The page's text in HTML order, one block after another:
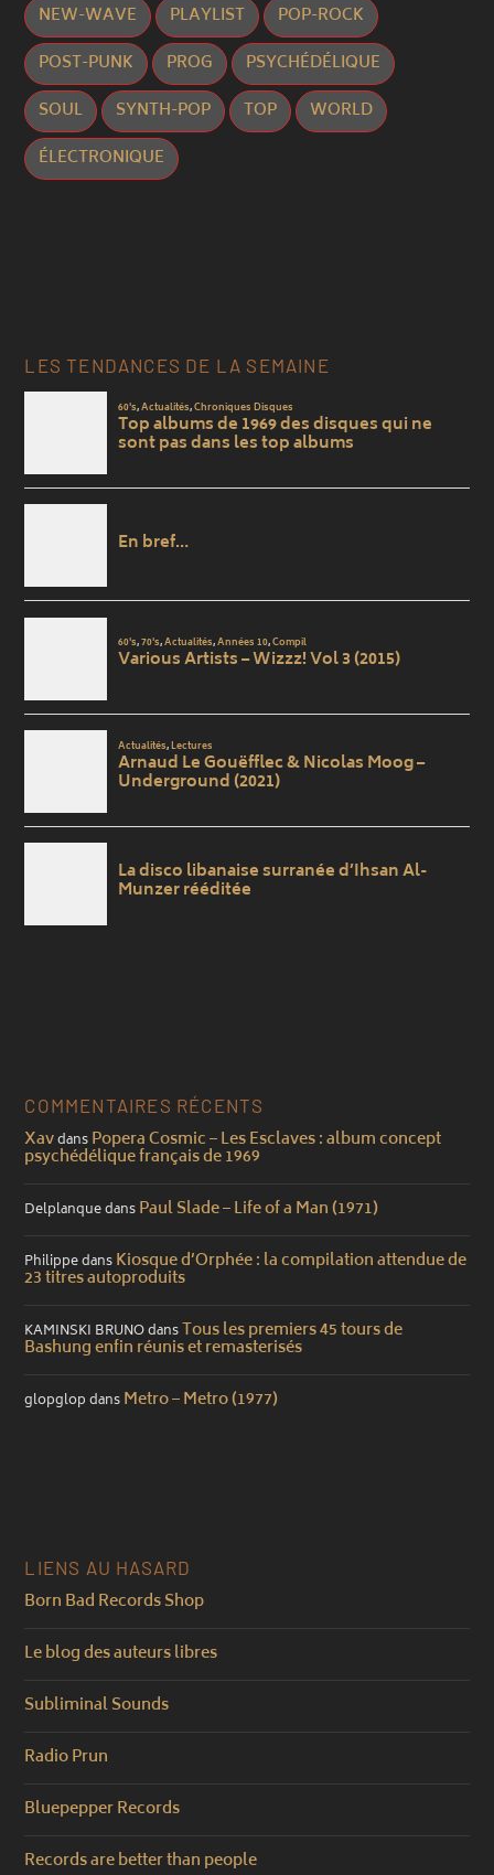
NEW-WAVE
PLAYLIST
POP-ROCK
POST-PUNK
PROG
PSYCHÉDÉLIQUE
SOUL
SYNTH-POP TOP
WORLD
ÉLECTRONIQUE
LES TENDANCES DE LA SEMAINE
COMMENTAIRES RÉCENTS
XavdansPopera Cosmic – Les Esclaves : album concept
psychédélique français de 1969
DelplanquedansPaul Slade – Life of a Man (1971)
PhilippedansKiosque d’Orphée : la compilation attendue de
23 titres autoproduits
KAMINSKI BRUNOdansTous les premiers 45 tours de
Bashung enfin réunis et remasterisés
glopglopdansMetro – Metro (1977)
LIENS AU HASARD
Born Bad Records Shop
Le blog des auteurs libres
Subliminal Sounds
Radio Prun
Bluepepper Records
Records are better than people